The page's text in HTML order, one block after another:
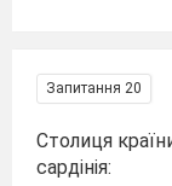
Запитання 20
Столиця
сардінія: